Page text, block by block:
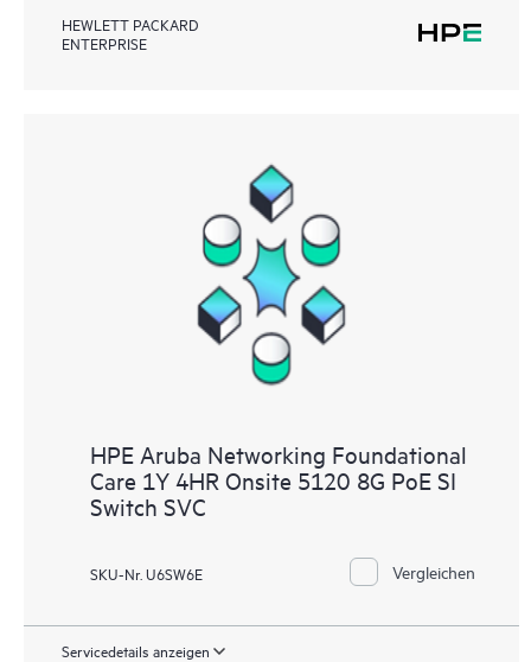
HEWLETT PACKARD
ENTERPRISE
HPE Aruba Networking Foundational
Care 1Y 4HR Onsite 5120 8G PoE SI
Switch SVC
SKU-Nr. U6SW6E Vergleichen
Servicedetails anzeigen